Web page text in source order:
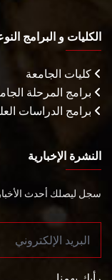
الكليات و البرامج
كليات الجامعة
برامج المرحلة
برامج الدراسات
النشرة الإخبارية
سجل ليصلك أحدث الأخبار